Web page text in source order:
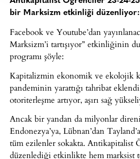
bir Marksizm etkinliği düzenliyor:
Facebook ve Youtube’dan
Marksizm’i tartışıyor” etkinliğinin
programı şöyle:
Kapitalizmin ekonomik ve ekolojik
pandeminin yarattığı tahribat
otoriterleşme artıyor, aşırı sağ
Ancak bir yandan da milyonlar
Endonezya’ya, Lübnan’dan
tüm ezilenler sokakta. Antikapitalist
düzenlediği etkinlikte hem marksist